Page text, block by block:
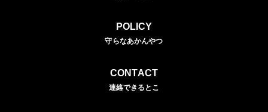
POLICY
守らなあかんやつ
CONTACT
連絡できるとこ